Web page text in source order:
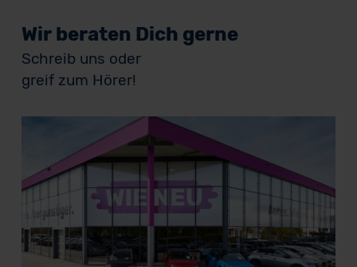
Wir beraten Dich gerne
Schreib uns oder
greif zum Hörer!